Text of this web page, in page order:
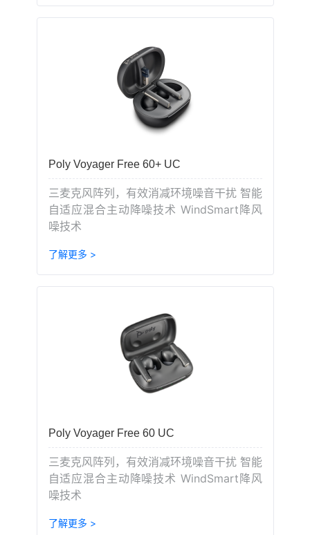
Poly Voyager Free 60+ UC
三麦克风阵列，有效消减环境噪音干扰 智能
自适应混合主动降噪技术 WindSmart降风
噪技术
了解更多 >
Poly Voyager Free 60 UC
三麦克风阵列，有效消减环境噪音干扰 智能
自适应混合主动降噪技术 WindSmart降风
噪技术
了解更多 >